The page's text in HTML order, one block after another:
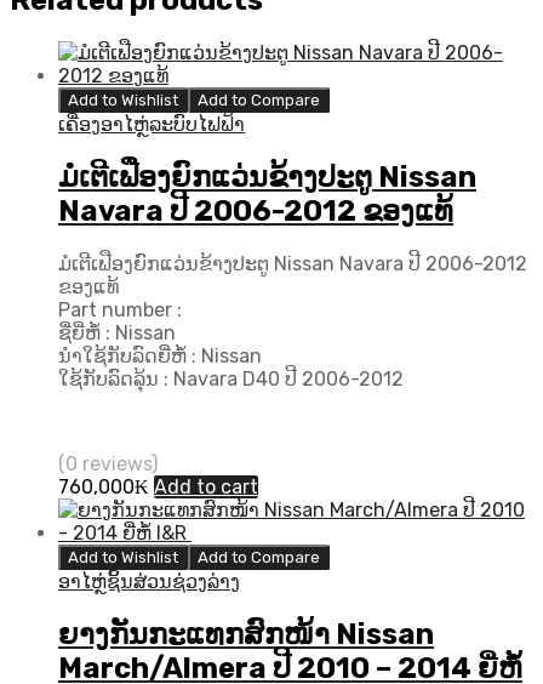
Add to Wishlist Add to Compare
ເຄື່ອງອາໄຫຼ່ລະບົບໄຟຟ້າ
ມໍເຕີເຟືອງຍົກແວ່ນຂ້າງປະຕູ Nissan
Navara ປີ 2006-2012 ຂອງແທ້
ມໍເຕີເຟືອງຍົກແວ່ນຂ້າງປະຕູ Nissan Navara ປີ 2006-2012
ຂອງແທ້
Part number :
ຊື່ຍີ່ຫໍ້ : Nissan
ນຳໃຊ້ກັບລົດຍີ່ຫໍ້ : Nissan
ໃຊ້ກັບລົດລຸ້ນ : Navara D40 ປີ 2006-2012
(0 reviews)
760,000₭ Add to cart
Add to Wishlist Add to Compare
ອາໄຫຼ່ຊິ້ນສ່ວນຊ່ວງລ່າງ
ຍາງກັນກະແທກສົກໜ້າ Nissan
March/Almera ປີ​ 2010 – 2014 ຍີ່ຫໍ້